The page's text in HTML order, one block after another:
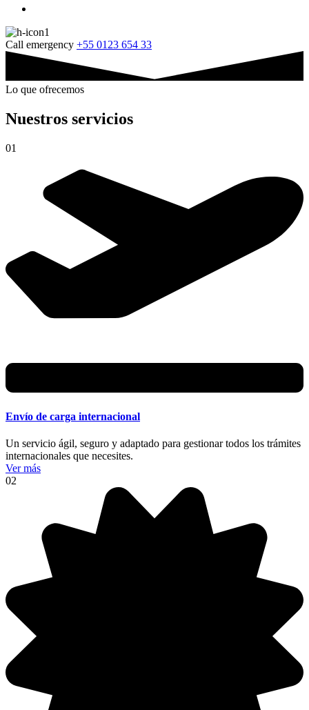
Call emergency +55 0123 654 33
Lo que ofrecemos
Nuestros servicios
01
Envío de carga internacional
Un servicio ágil, seguro y adaptado para gestionar todos los trámites
internacionales que necesites.
Ver más
02